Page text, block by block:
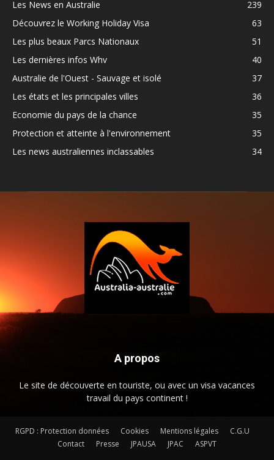
Les News en Australie
239
Découvrez le Working Holiday Visa
63
Les plus beaux Parcs Nationaux
51
Les dernières infos Whv
40
Australie de l'Ouest - Sauvage et isolé
37
Les états et les principales villes
36
Economie du pays de la chance
35
Protection et atteinte à l'environnement
35
Les news australiennes inclassables
34
A propos
Le site de découverte en touriste, ou avec un visa vacances
travail du pays continent !
RGPD : Protection données Cookies Mentions légales
C.G.U
Contact
Presse JPAUSA JPAC ASPVT